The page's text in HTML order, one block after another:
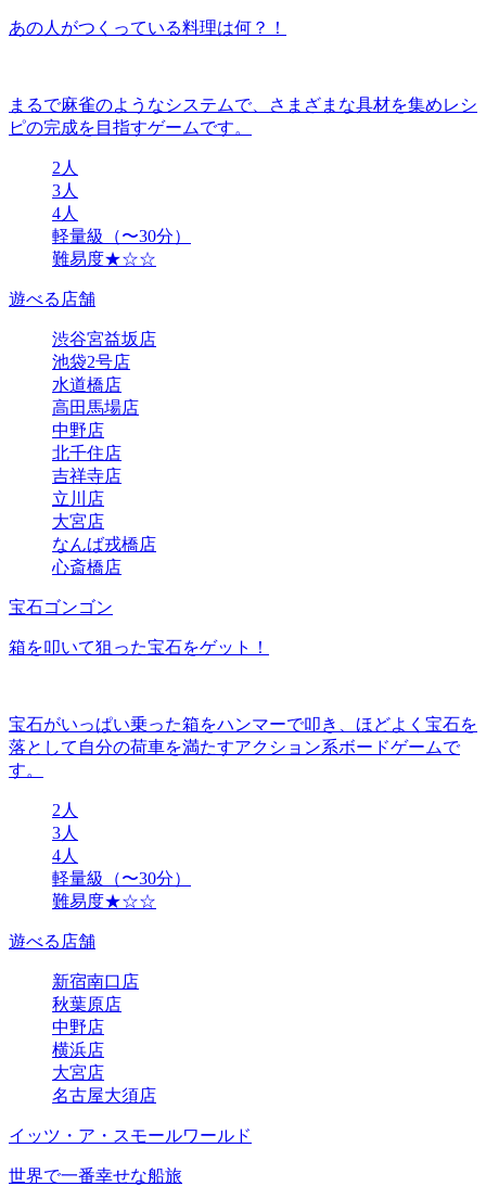
あの人がつくっている料理は何？！
まるで麻雀のようなシステムで、さまざまな具材を集めレシ
ピの完成を目指すゲームです。
2人
3人
4人
軽量級（〜30分）
難易度★☆☆
遊べる店舗
渋谷宮益坂店
池袋2号店
水道橋店
高田馬場店
中野店
北千住店
吉祥寺店
立川店
大宮店
なんば戎橋店
心斎橋店
宝石ゴンゴン
箱を叩いて狙った宝石をゲット！
宝石がいっぱい乗った箱をハンマーで叩き、ほどよく宝石を
落として自分の荷車を満たすアクション系ボードゲームで
す。
2人
3人
4人
軽量級（〜30分）
難易度★☆☆
遊べる店舗
新宿南口店
秋葉原店
中野店
横浜店
大宮店
名古屋大須店
イッツ・ア・スモールワールド
世界で一番幸せな船旅